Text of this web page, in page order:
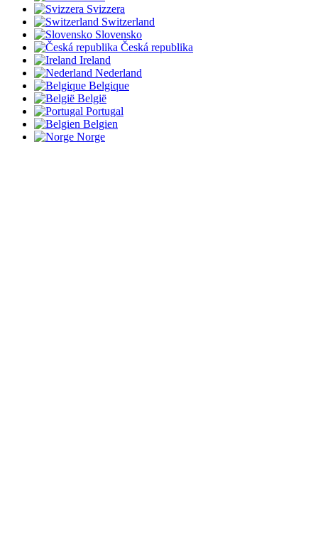
Svizzera
Switzerland
Slovensko
Česká republika
Ireland
Nederland
Belgique
België
Portugal
Belgien
Norge